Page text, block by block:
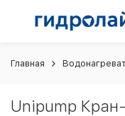
Главная
Unipump